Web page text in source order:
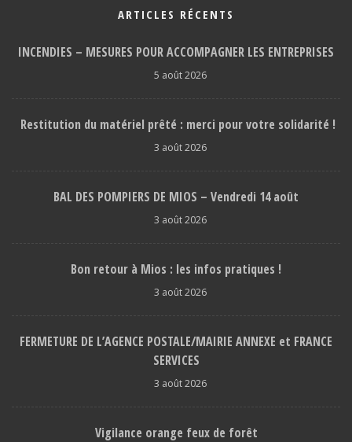
ARTICLES RÉCENTS
INCENDIES – MESURES POUR ACCOMPAGNER LES ENTREPRISES
5 août 2026
Restitution du matériel prêté : merci pour votre solidarité !
3 août 2026
BAL DES POMPIERS DE MIOS – Vendredi 14 août
3 août 2026
Bon retour à Mios : les infos pratiques !
3 août 2026
FERMETURE DE L’AGENCE POSTALE/MAIRIE ANNEXE et FRANCE
SERVICES
3 août 2026
Vigilance orange feux de forêt